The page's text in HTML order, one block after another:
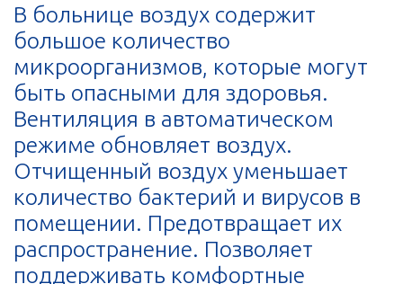
В больнице воздух содержит
большое количество
микроорганизмов, которые могут
быть опасными для здоровья.
Вентиляция в автоматическом
режиме обновляет воздух.
Отчищенный воздух уменьшает
количество бактерий и вирусов в
помещении. Предотвращает их
распространение. Позволяет
поддерживать комфортные